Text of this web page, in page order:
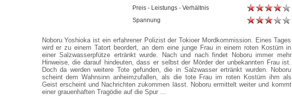
Preis - Leistungs - Verhältnis
Spannung
Noboru Yoshioka ist ein erfahrener Polizist der Tokioer Mordkommission. Eines Tages
wird er zu einem Tatort beordert, an dem eine junge Frau in einem roten Kostüm in
einer Salzwasserpfütze ertränkt wurde. Nach und nach findet Noboru immer mehr
Hinweise, die darauf hindeuten, dass er selbst der Mörder der unbekannten Frau ist.
Doch da werden weitere Tote gefunden, die in Salzwasser ertränkt wurden. Noboru
scheint dem Wahnsinn anheimzufallen, als die tote Frau im roten Kostüm ihm als
Geist erscheint und Nachrichten zukommen lässt. Noboru ermittelt weiter und kommt
einer grauenhaften Tragödie auf die Spur ...